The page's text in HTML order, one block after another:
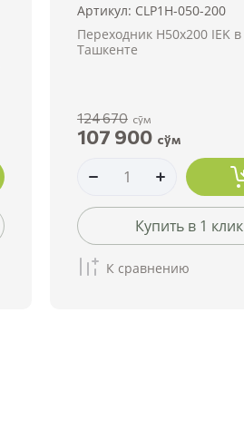
Артикул: CLP1H-050-200
Переходник H50х200 IEK в
Ташкенте
124 670 сўм
107 900 сўм
Купить в 1 клик
К сравнению